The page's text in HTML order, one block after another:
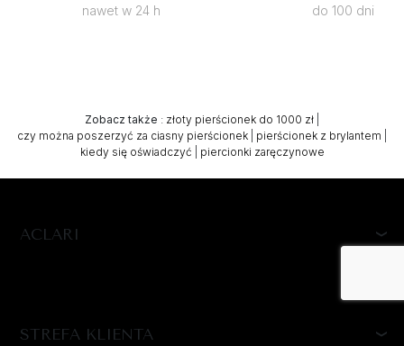
nawet w 24 h
do 100 dni
Zobacz także : złoty pierścionek do 1000 zł
czy można poszerzyć za ciasny pierścionek
pierścionek z brylantem
kiedy się oświadczyć
piercionki zaręczynowe
ACLARI
STREFA KLIENTA